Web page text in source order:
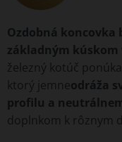
Ozdobná koncovka
základným kúskom
železný kotúč
ktorý jemneodráža
profilu a
doplnkom k rôznym